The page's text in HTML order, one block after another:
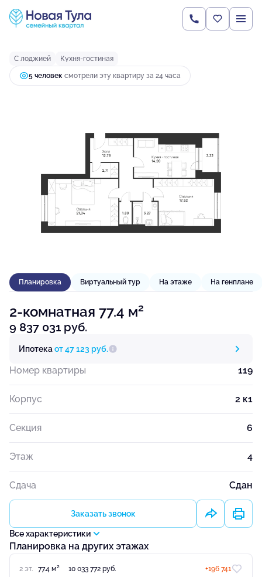
2-комнатная77.4 м 9 837 031 руб.
Ипотекаот 47 123 руб.
С лоджией Кухня-гостиная
5 человек смотрели эту квартиру за 24 часа
Планировка Виртуальный тур На этаже На генплане
2-комнатная 77.4 м2
9 837 031 руб.
Ипотекаот 47 123 руб.
Номер квартиры 119
Корпус 2 к1
Секция 6
Этаж 4
Сдача Сдан
Заказать звонок
Все характеристики
Планировка на других этажах
2 эт. 77.4 м2 10 033 772 руб. +196 741